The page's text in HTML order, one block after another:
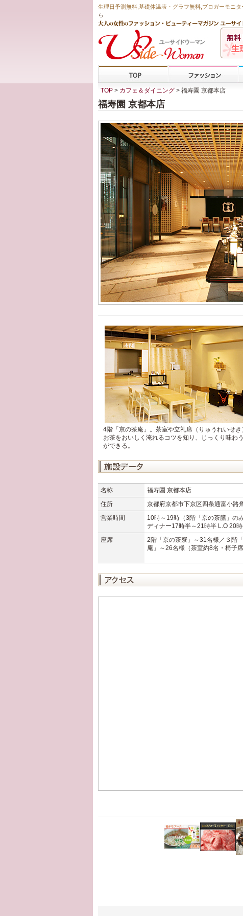
生理日予測無料 基礎体温表・グラフ無料 ,ブロガーモニ
ら
TOP > カフェ＆ダイニング > 福寿園 京都本店
福寿園 京都本店
4階「京の茶庵」。茶室や立礼席（りゅうれいせき
お茶をおいしく淹れるコツを知り、じっくり味わ
ができる。
名称 福寿園 京都本店
住所
京都府京都市下京区四条通富小路
営業時間
10時～19時（3階「京の茶膳」の
ディナー17時半～21時半 L.O 20時
座席
2階「京の茶寮」～31名様／３階
庵」～26名様（茶室約8名・椅子席